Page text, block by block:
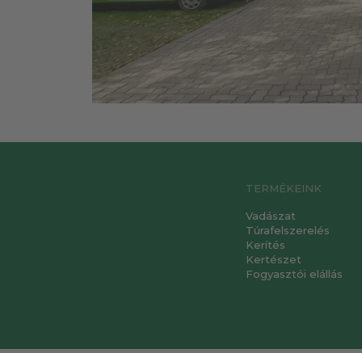
TERMÉKEINK
Vadászat
Túrafelszerelés
Kerítés
Kertészet
Fogyasztói elállás